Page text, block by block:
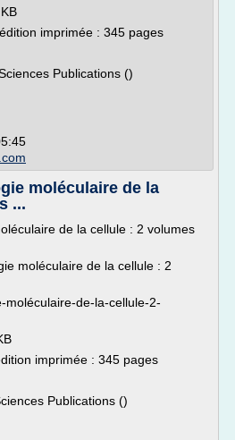
imprimée : 345 pages
Publications ()
moléculaire de la
...
de la cellule : 2 volumes
moléculaire de la cellule : 2
moléculaire-de-la-cellule-2-
imprimée : 345 pages
Publications ()